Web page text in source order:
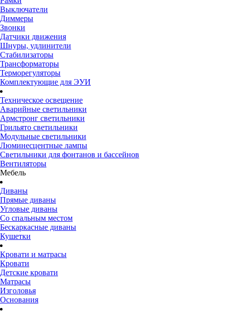
Выключатели
Диммеры
Звонки
Датчики движения
Шнуры, удлинители
Стабилизаторы
Трансформаторы
Терморегуляторы
Комплектующие для ЭУИ
Техническое освещение
Аварийные светильники
Армстронг светильники
Грильято светильники
Модульные светильники
Люминесцентные лампы
Светильники для фонтанов и бассейнов
Вентиляторы
Мебель
Диваны
Прямые диваны
Угловые диваны
Со спальным местом
Бескаркасные диваны
Кушетки
Кровати и матрасы
Кровати
Детские кровати
Матрасы
Изголовья
Основания